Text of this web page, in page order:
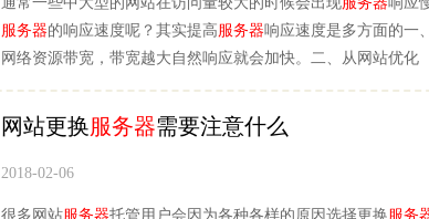
服务器的响应速度呢？其实提高服务器响应速度是多方面的一、
网络资源带宽，带宽越大自然响应就会加快。二、从网站优化
网站更换服务器需要注意什么
2018-02-06
很多网站服务器托管用户会因为各种各样的原因选择更换 服务